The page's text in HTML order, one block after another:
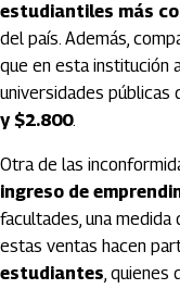
estudiantiles más
del país. Además,
que en esta institución
universidades públicas
y $2.800.
Otra de las
ingreso de
facultades, una
estas ventas hacen
estudiantes, quienes